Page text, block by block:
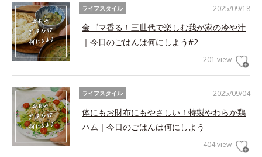
2025/09/18
ライフスタイル
金ゴマ香る！三世代で楽しむ我が家の冷や汁
｜今日のごはんは何にしよう#2
201 view
2025/09/04
ライフスタイル
体にもお財布にもやさしい！特製やわらか鶏
ハム｜今日のごはんは何にしよう
404 view